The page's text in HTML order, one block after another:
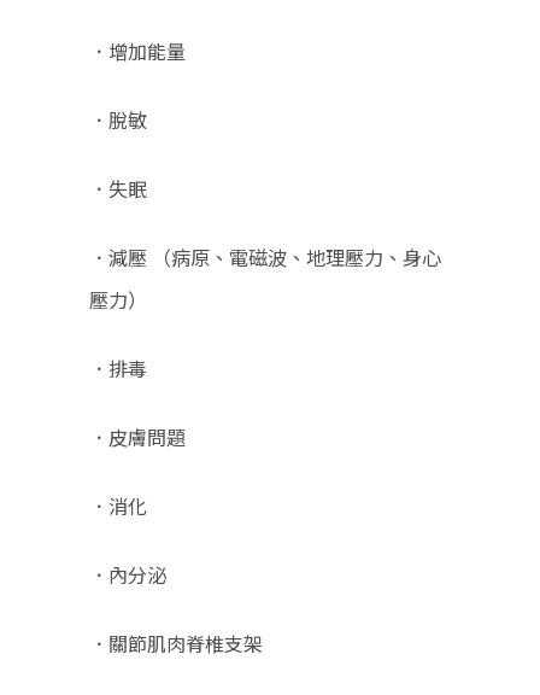
．增加能量
．脫敏
．失眠
．減壓 （病原、電磁波、地理壓力、身心
壓力）
．排毒
．皮膚問題
．消化
．內分泌
．關節肌肉脊椎支架